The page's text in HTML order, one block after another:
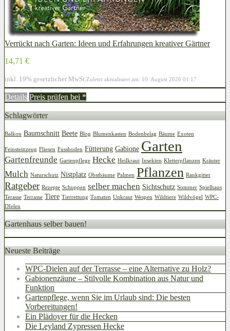
Verrückt nach Garten: Ideen und Erfahrungen kreativer Gärtner
14,71 €
inkl. 19% gesetzlicher MwSt. Zuletzt aktualisiert am: 10. August 2026 01:17
Details Preis prüfen bei *
Schlagwörter
Balkon Baumschnitt Beete Blog Blumenkasten Bodenbelag Bäume Exoten
Feinsteinzeug Fliesen Fussboden Fütterung Gabione Garten
Gartenfreunde Gartenpflege Hecke Heilkraut Insekten Kletterpflanzen Kräuter
Mulch Naturschutz Nistplatz Obstbäume Palmen Pflanzen Rankgitter
Ratgeber Rezepte Schuppen selber machen Sichtschutz Sommer Spielhaus
Terasse Terrasse Tiere Tierrettung Tomaten Unkraut Wespen Wildtiere Wildvögel WPC-
DIelen
Gartenhaus selber bauen!
Neueste Beiträge
WPC-Dielen auf der Terrasse – eine Alternative zu Holz?
Gabionenzäune – Stilvolle Kombination aus Natur und
Funktion
Gartenpflege, wenn Sie im Urlaub sind: Die besten
Vorbereitungen!
Ein Plädoyer für die Hecken
Die Leyland Zypressen Hecke